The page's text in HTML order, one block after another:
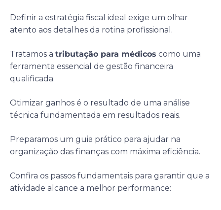
Definir a estratégia fiscal ideal exige um olhar
atento aos detalhes da rotina profissional.
Tratamos a tributação para médicos como uma
ferramenta essencial de gestão financeira
qualificada.
Otimizar ganhos é o resultado de uma análise
técnica fundamentada em resultados reais.
Preparamos um guia prático para ajudar na
organização das finanças com máxima eficiência.
Confira os passos fundamentais para garantir que a
atividade alcance a melhor performance: